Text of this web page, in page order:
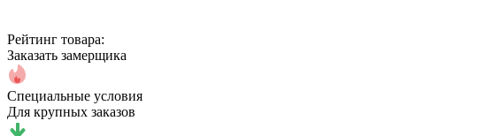
Рейтинг товара:
Заказать замерщика
Специальные условия
Для крупных заказов